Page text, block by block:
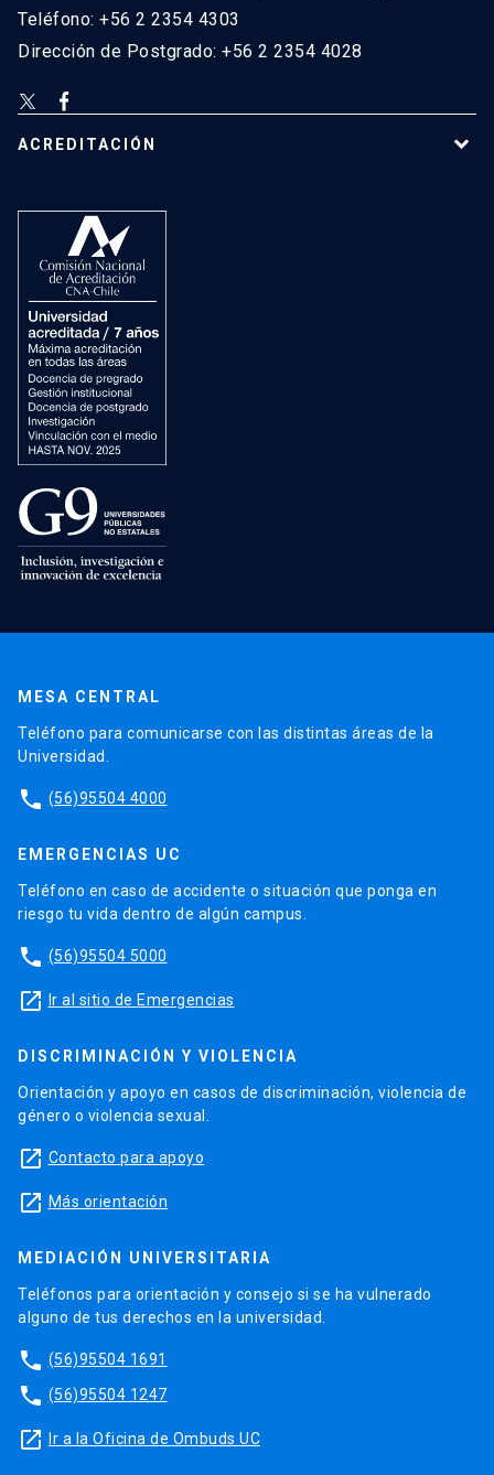
Teléfono: +56 2 2354 4303
Dirección de Postgrado: +56 2 2354 4028
ACREDITACIÓN
MESA CENTRAL
Teléfono para comunicarse con las distintas áreas de la
Universidad.
phone (56)95504 4000
EMERGENCIAS UC
Teléfono en caso de accidente o situación que ponga en
riesgo tu vida dentro de algún campus.
phone (56)95504 5000
launch Ir al sitio de Emergencias
DISCRIMINACIÓN Y VIOLENCIA
Orientación y apoyo en casos de discriminación, violencia de
género o violencia sexual.
launch Contacto para apoyo
launch Más orientación
MEDIACIÓN UNIVERSITARIA
Teléfonos para orientación y consejo si se ha vulnerado
alguno de tus derechos en la universidad.
phone (56)95504 1691
phone (56)95504 1247
launch Ir a la Oficina de Ombuds UC